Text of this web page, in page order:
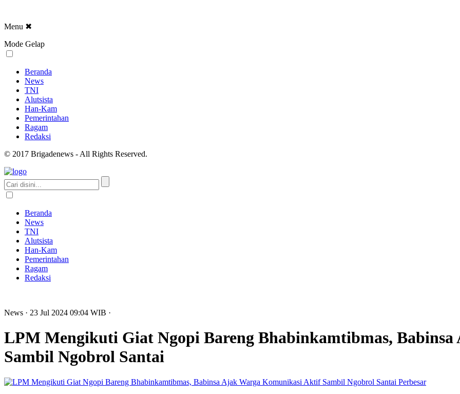
Menu ✖
Mode Gelap
Beranda
News
TNI
Alutsista
Han-Kam
Pemerintahan
Ragam
Redaksi
© 2017 Brigadenews - All Rights Reserved.
Beranda
News
TNI
Alutsista
Han-Kam
Pemerintahan
Ragam
Redaksi
News · 23 Jul 2024 09:04 WIB ·
LPM Mengikuti Giat Ngopi Bareng Bhabinkamtibmas,
Sambil Ngobrol Santai
Perbesar